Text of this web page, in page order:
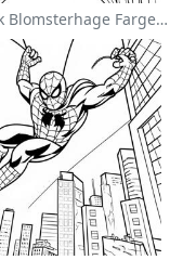
Fargerik Blomsterhage Fargeleggingsside